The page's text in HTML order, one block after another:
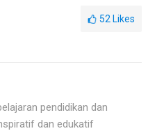
52 Likes
pendidikan dan
dan edukatif